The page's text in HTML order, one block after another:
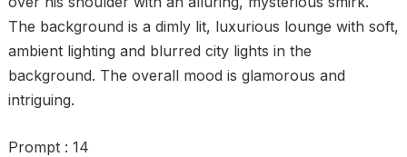
The background is a dimly lit, luxurious lounge with soft,
ambient lighting and blurred city lights in the
background. The overall mood is glamorous and
intriguing.
Prompt : 14